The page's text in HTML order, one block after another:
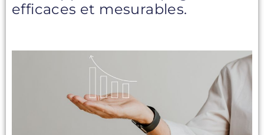
efficaces et mesurables.